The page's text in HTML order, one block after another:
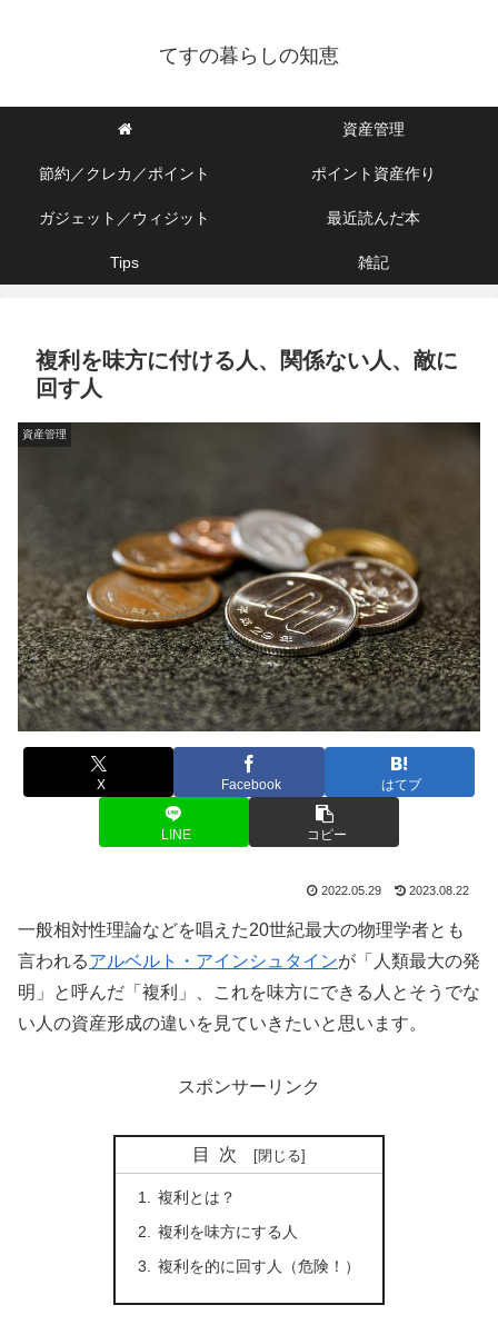
てすの暮らしの知恵
資産管理
節約／クレカ／ポイント ポイント資産作り
ガジェット／ウィジット 最近読んだ本
Tips 雑記
複利を味方に付ける人、関係ない人、敵に
回す人
資産管理
X Facebook はてブ
LINE コピー
2022.05.29 2023.08.22
一般相対性理論などを唱えた20世紀最大の物理学者とも
言われるアルベルト・アインシュタインが「人類最大の発
明」と呼んだ「複利」、これを味方にできる人とそうでな
い人の資産形成の違いを見ていきたいと思います。
スポンサーリンク
目次
複利とは？
複利を味方にする人
複利を的に回す人（危険！）